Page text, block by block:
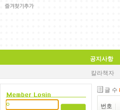
공지사항
칼라책자
글 수
번호